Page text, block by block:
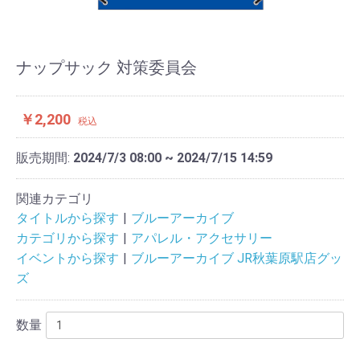
ナップサック 対策委員会
￥2,200 税込
販売期間: 2024/7/3 08:00 ~ 2024/7/15 14:59
関連カテゴリ
タイトルから探す
ブルーアーカイブ
カテゴリから探す
アパレル・アクセサリー
イベントから探す
ブルーアーカイブ JR秋葉原駅店グッ
ズ
数量